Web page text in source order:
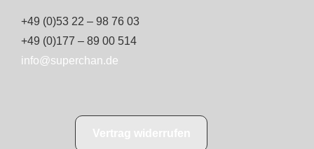
+49 (0)53 22 – 98 76 03
+49 (0)177 – 89 00 514
info@superchan.de